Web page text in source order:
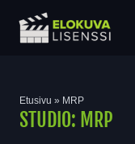
Etusivu » MRP
STUDIO: MRP